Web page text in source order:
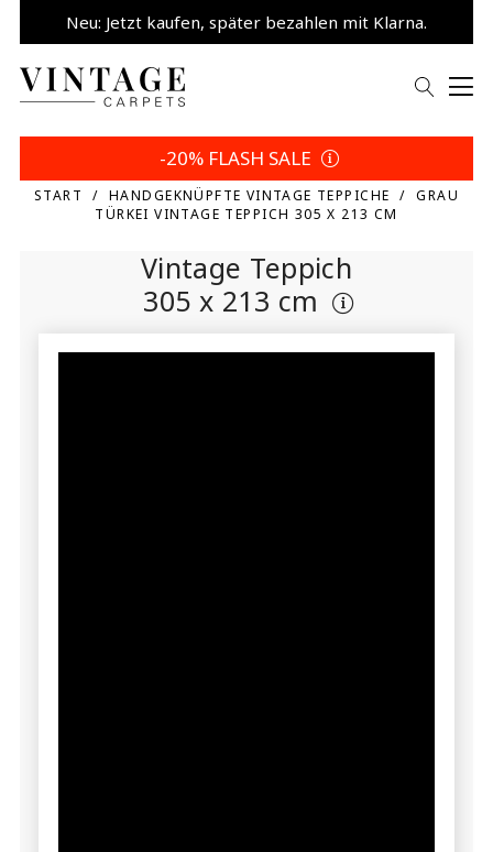
5% sparen | Eigene Wahl
Neu: Jetzt kaufen, später bezahlen mit Klarna.
-20% FLASH SALE
START HANDGEKNÜPFTE VINTAGE TEPPICHE
GRAU
TÜRKEI VINTAGE TEPPICH 305 X 213 CM
Vintage Teppich
305 x 213 cm